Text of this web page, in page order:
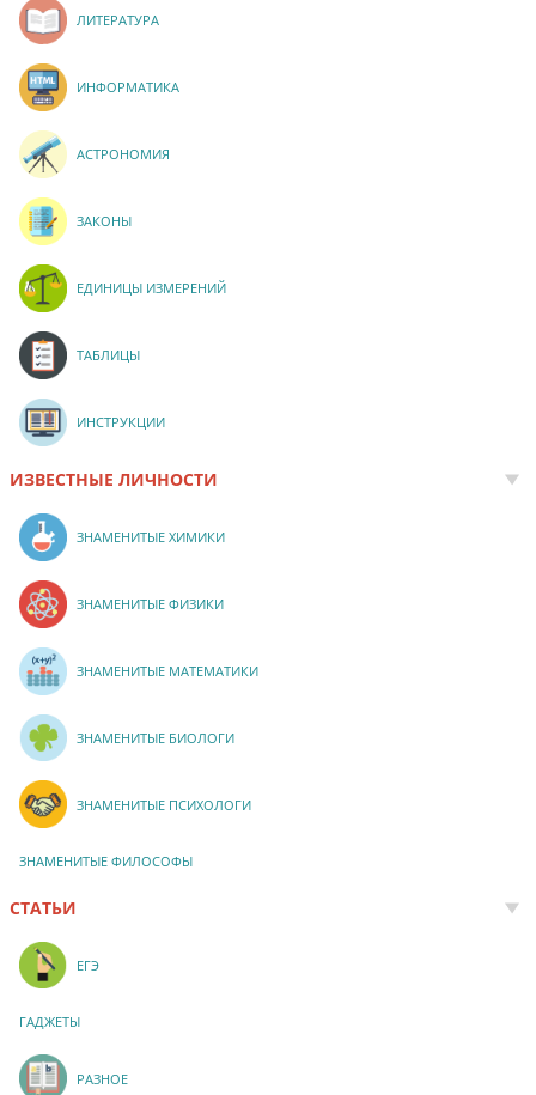
ЛИТЕРАТУРА
ИНФОРМАТИКА
АСТРОНОМИЯ
ЗАКОНЫ
ЕДИНИЦЫ ИЗМЕРЕНИЙ
ТАБЛИЦЫ
ИНСТРУКЦИИ
ИЗВЕСТНЫЕ ЛИЧНОСТИ
ЗНАМЕНИТЫЕ ХИМИКИ
ЗНАМЕНИТЫЕ ФИЗИКИ
ЗНАМЕНИТЫЕ МАТЕМАТИКИ
ЗНАМЕНИТЫЕ БИОЛОГИ
ЗНАМЕНИТЫЕ ПСИХОЛОГИ
ЗНАМЕНИТЫЕ ФИЛОСОФЫ
СТАТЬИ
ЕГЭ
ГАДЖЕТЫ
РАЗНОЕ